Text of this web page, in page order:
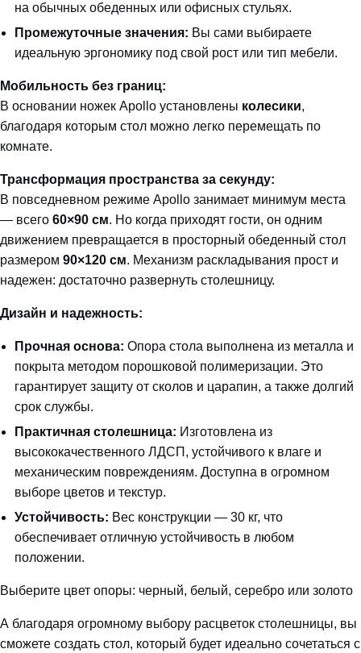
на обычных обеденных или офисных стульях.
Промежуточные значения: Вы сами выбираете
идеальную эргономику под свой рост или тип мебели.
Мобильность без границ:
В основании ножек Apollo установлены колесики,
благодаря которым стол можно легко перемещать по
комнате.
Трансформация пространства за секунду:
В повседневном режиме Apollo занимает минимум места
— всего 60×90 см. Но когда приходят гости, он одним
движением превращается в просторный обеденный стол
размером 90×120 см. Механизм раскладывания прост и
надежен: достаточно развернуть столешницу.
Дизайн и надежность:
Прочная основа: Опора стола выполнена из металла и
покрыта методом порошковой полимеризации. Это
гарантирует защиту от сколов и царапин, а также долгий
срок службы.
Практичная столешница: Изготовлена из
высококачественного ЛДСП, устойчивого к влаге и
механическим повреждениям. Доступна в огромном
выборе цветов и текстур.
Устойчивость: Вес конструкции — 30 кг, что
обеспечивает отличную устойчивость в любом
положении.
Выберите цвет опоры: черный, белый, серебро или золото
А благодаря огромному выбору расцветок столешницы, вы
сможете создать стол, который будет идеально сочетаться с